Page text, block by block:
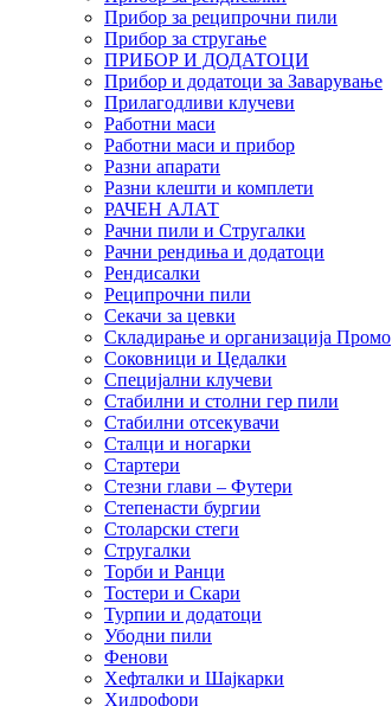
Прибор за реципрочни пили
Прибор за стругање
ПРИБОР И ДОДАТОЦИ
Прибор и додатоци за Заварување
Прилагодливи клучеви
Работни маси
Работни маси и прибор
Разни апарати
Разни клешти и комплети
РАЧЕН АЛАТ
Рачни пили и Стругалки
Рачни рендиња и додатоци
Рендисалки
Реципрочни пили
Секачи за цевки
Складирање и организација Промо
Соковници и Цедалки
Специјални клучеви
Стабилни и столни гер пили
Стабилни отсекувачи
Сталци и ногарки
Стартери
Стезни глави – Футери
Степенасти бургии
Столарски стеги
Стругалки
Торби и Ранци
Тостери и Скари
Турпии и додатоци
Убодни пили
Фенови
Хефталки и Шајкарки
Хидрофори